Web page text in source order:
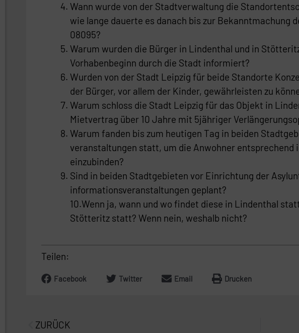
Wann wurde von der Stadtverwaltung die
wie lange dauerte es danach bis zur Bekanntmachung
08095?
Warum wurden die Bürger in Lindenthal und in
Vorhabenbeginn durch die Stadt informiert?
Wurden von der Stadt Leipzig für beide Standorte
der Bürger, vor allem der Kinder, gewährleisten zu
Warum schloss die Stadt Leipzig für das Objekt in
Mietvertrag über 10 Jahre mit 5jähriger
Warum fanden bis zum heutigen Tag in beiden
veranstaltungen statt, um die Anwohner entsprechend
einzubinden?
Sind in beiden Stadtgebieten vor Einrichtung der
informationsveranstaltungen geplant?
10.Wenn ja, wann und wo findet diese in Lindenthal
Stötteritz statt? Wenn nein, weshalb nicht?
Teilen:
Facebook Twitter Email Drucken
ZURÜCK